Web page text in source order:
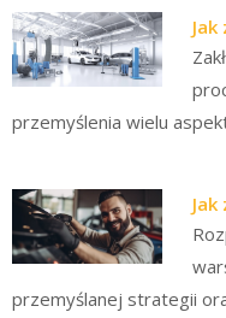
przemyślenia wielu
przemyślanej strategii